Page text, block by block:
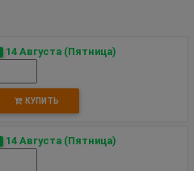
14 Августа (Пятница)
КУПИТЬ
14 Августа (Пятница)